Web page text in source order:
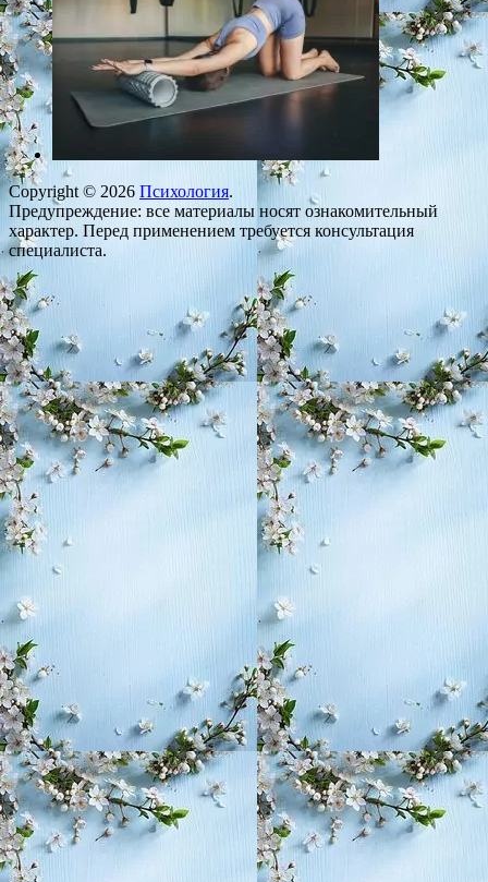
Copyright © 2026 Психология.
Предупреждение: все материалы носят ознакомительный
характер. Перед применением требуется консультация
специалиста.